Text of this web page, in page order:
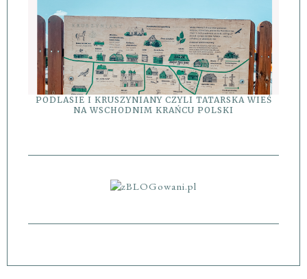
PODLASIE I KRUSZYNIANY CZYLI TATARSKA WIEŚ
NA WSCHODNIM KRAŃCU POLSKI